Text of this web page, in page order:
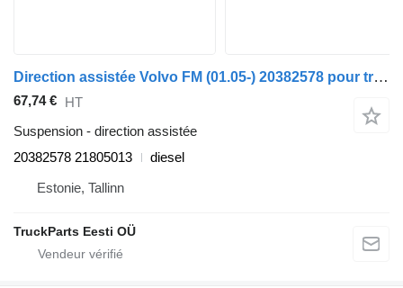
Direction assistée Volvo FM (01.05-) 20382578 pour tracteur routier Volvo FM7-FM12, FM, FMX (1998-2014)
67,74 € HT
Suspension - direction assistée
20382578 21805013
diesel
Estonie, Tallinn
TruckParts Eesti OÜ